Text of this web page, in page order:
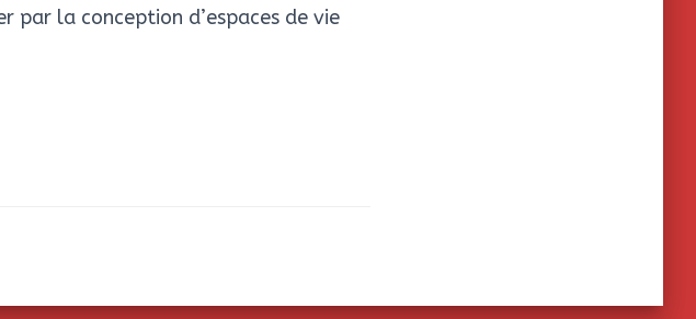
par la conception d’espaces de vie